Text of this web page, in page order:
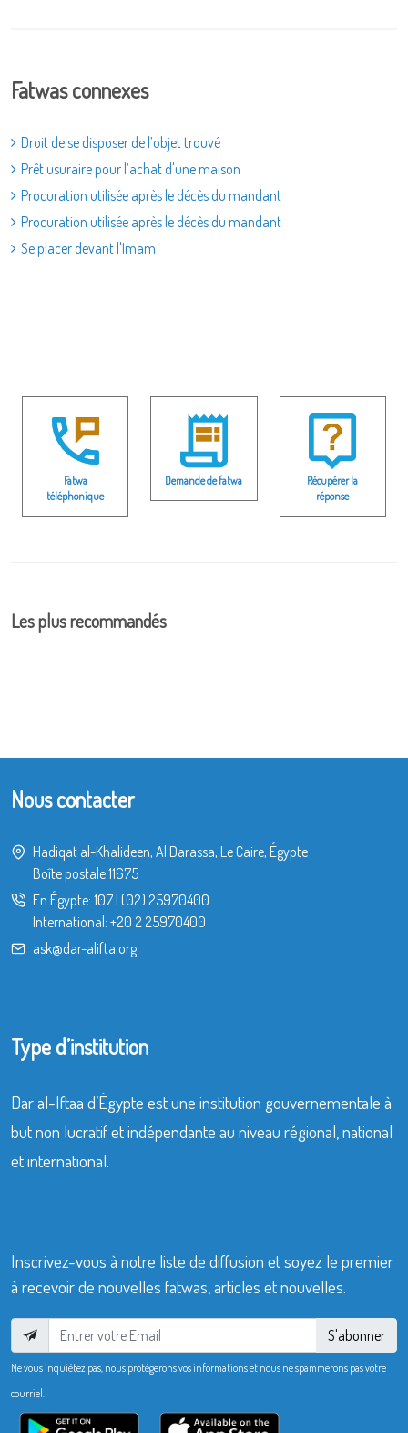
Fatwas connexes
Droit de se disposer de l’objet trouvé
Prêt usuraire pour l’achat d'une maison
Procuration utilisée après le décès du mandant
Procuration utilisée après le décès du mandant
Se placer devant l'Imam
Fatwa
téléphonique
Demande de fatwa
Récupérer la
réponse
Les plus recommandés
Nous contacter
Hadiqat al-Khalideen, Al Darassa, Le Caire, Égypte
Boîte postale 11675
En Égypte: 107| (02) 25970400
International: +20 2 25970400
ask@dar-alifta.org
Type d’institution
Dar al-Iftaa d’Égypte est une institution gouvernementale à
but non lucratif et indépendante au niveau régional, national
et international.
Inscrivez-vous à notre liste de diffusion et soyez le premier
à recevoir de nouvelles fatwas, articles et nouvelles.
S'abonner
Ne vous inquiétez pas, nous protégerons vos informations et nous ne spammerons pas votre
courriel.